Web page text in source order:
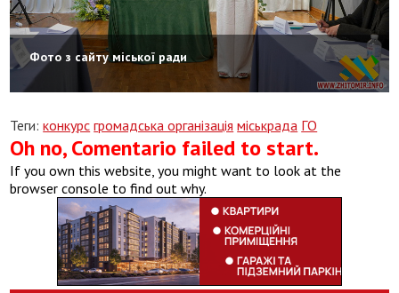
Фото з сайту міської ради
Теги:конкурс громадська організація міськрада ГО
Oh no, Comentario failed to start.
If you own this website, you might want to look at the
browser console to find out why.